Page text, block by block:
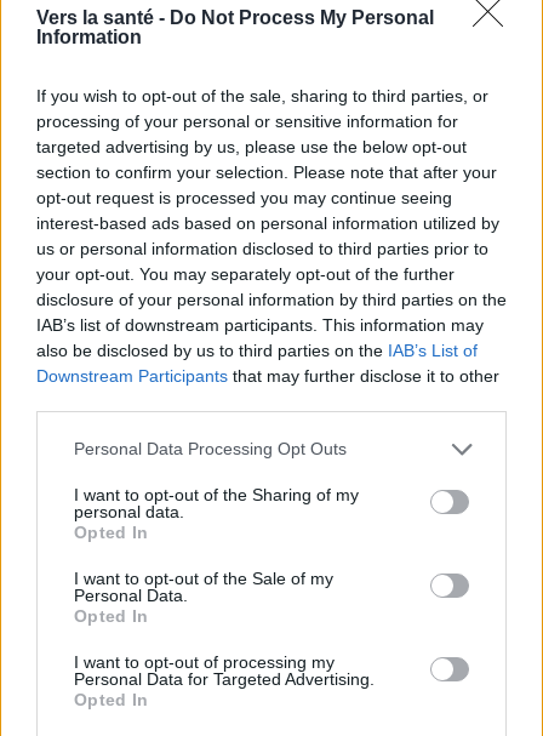
Vers la santé - Do Not Process My Personal
Information
If you wish to opt-out of the sale, sharing to third parties, or
processing of your personal or sensitive information for
targeted advertising by us, please use the below opt-out
section to confirm your selection. Please note that after your
opt-out request is processed you may continue seeing
interest-based ads based on personal information utilized by
us or personal information disclosed to third parties prior to
your opt-out. You may separately opt-out of the further
disclosure of your personal information by third parties on the
IAB’s list of downstream participants. This information may
also be disclosed by us to third parties on the IAB’s List of
Downstream Participants that may further disclose it to other
Please note that this website/app uses one or more Google
not limited to your visit or usage behaviour. You may click to
grant or deny consent to Google and its third-party tags to
use your data for below specified purposes in below Google
consent section.
Personal Data Processing Opt Outs
I want to opt-out of the Sharing of my
personal data.
Opted In
I want to opt-out of the Sale of my
Personal Data.
Opted In
I want to opt-out of processing my
Personal Data for Targeted Advertising.
Opted In
Utile? Partagez-le sur Facebook!
Vous voulez rester informé ? Suivez-
nous sur
Goog
News
EN RAPPORT
Sujets Avantages pour la santé Exercices d'aérobic
Exercices de musculation Exercices de relaxation
Exercices d'étirement La remise en forme Motivation
Planification des activités
Santé Santé mentale Une activité physique équilibrée
Une alimentation adéquate
Voir aussi en english deutsch español polskim